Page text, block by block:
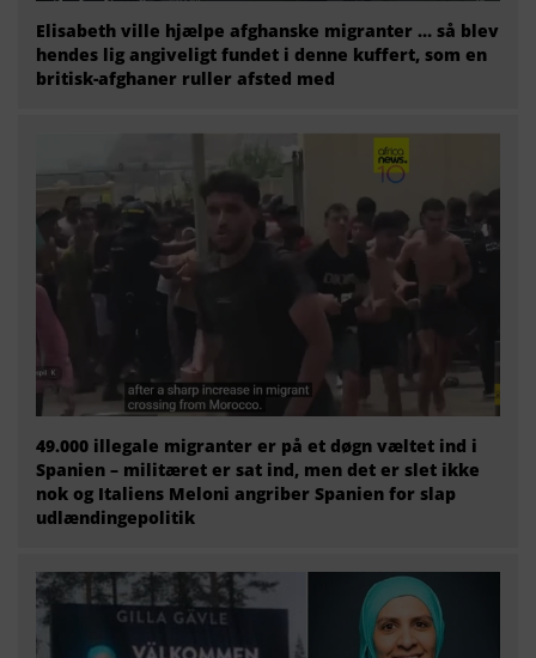
Elisabeth ville hjælpe afghanske migranter … så blev
hendes lig angiveligt fundet i denne kuffert, som en
britisk-afghaner ruller afsted med
49.000 illegale migranter er på et døgn væltet ind i
Spanien – militæret er sat ind, men det er slet ikke
nok og Italiens Meloni angriber Spanien for slap
udlændingepolitik